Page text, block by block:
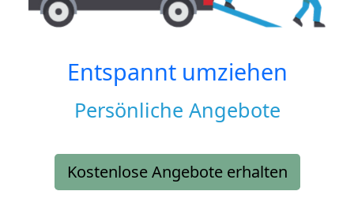
Entspannt umziehen
Persönliche Angebote
Kostenlose Angebote erhalten